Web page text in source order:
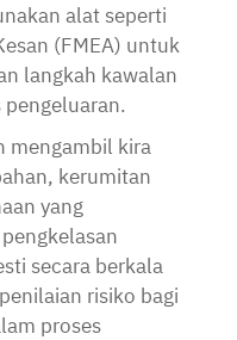
alat seperti
(FMEA) untuk
langkah kawalan
pengeluaran.
mengambil kira
kerumitan
yang
secara berkala
risiko bagi
proses